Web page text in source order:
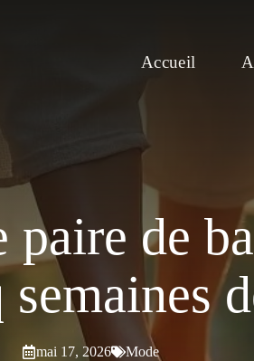
Accueil
paire de
mai 17, 2026 Mode